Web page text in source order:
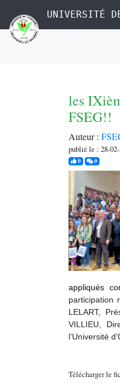
UNIVERSITÉ
les
FSEG!!
Auteur :
publié le : 28-
0j'aime0
appliqués
participation
LELART,
VILLIEU,
l’Université
Télécharger le